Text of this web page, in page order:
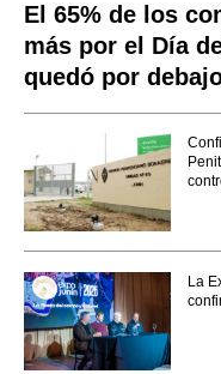
El 65% de los
más por el Día
quedó por
La